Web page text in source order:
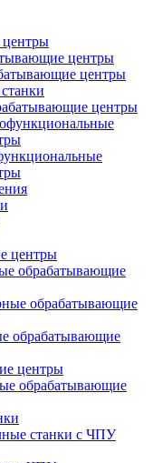
центры
центры
центры
центры
обрабатывающие
обрабатывающие
обрабатывающие
центры
обрабатывающие
станки с ЧПУ